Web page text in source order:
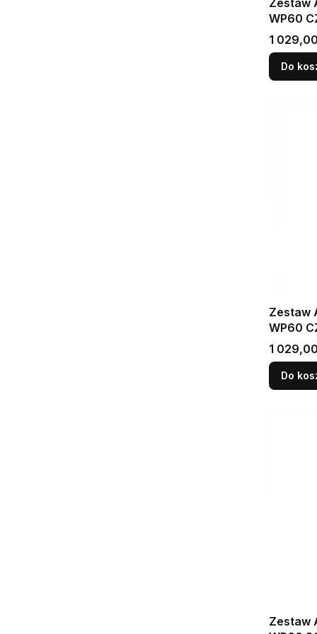
Zestaw
WP60
Cena
1
Do
Zestaw
WP60
Cena
1
Do
Zestaw